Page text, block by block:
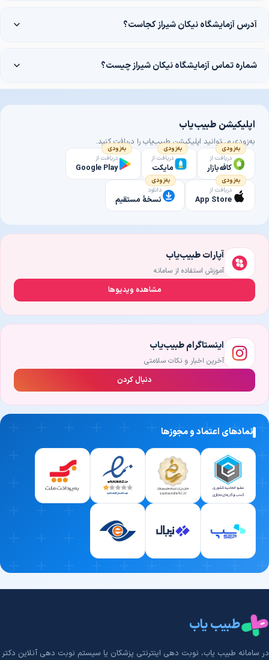
آدرس آزمایشگاه نیکان شیراز کجاست؟
شماره تماس آزمایشگاه نیکان شیراز چیست؟
اپلیکیشن طبیب‌یاب
به‌زودی می‌توانید اپلیکیشن طبیب‌یاب را دریافت کنید.
به‌زودی
دریافت از
کافه‌بازار
به‌زودی
دریافت از
مایکت
به‌زودی
دریافت از
Google Play
به‌زودی
دریافت از
App Store
به‌زودی
دانلود
نسخهٔ مستقیم
آپارات طبیب‌یاب
آموزش استفاده از سامانه
مشاهده ویدیوها
اینستاگرام طبیب‌یاب
آخرین اخبار و نکات سلامتی
دنبال کردن
نمادهای اعتماد و مجوزها
طبیب یاب
در سامانه طبیب‌ یاب، نوبت دهی اینترنتی پزشکان یا سیستم نوبت دهی آنلاین دکتر